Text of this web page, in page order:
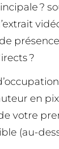
?
?
en
votre
(au-